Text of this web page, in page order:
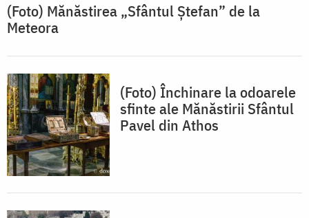
(Foto) Mănăstirea „Sfântul Ștefan” de la
Meteora
(Foto) Închinare la odoarele
sfinte ale Mănăstirii Sfântul
Pavel din Athos